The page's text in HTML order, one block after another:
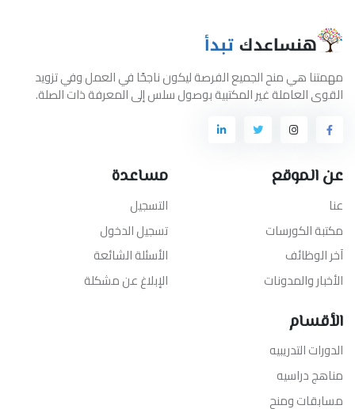
مهمتنا هي منح الجميع الفرصة ليكون ناجحًا في العمل وفي تزويد
القوى العاملة غير المكتبية بوصول سلس إلى المعرفة ذات الصلة.
عن الموقع
عنا
مكتبة الكورسات
آخر الوظائف
الأخبار والمدونات
مساعدة
التسجيل
تسجيل الدخول
الأسئلة الشائعة
الإبلاغ عن مشكلة
الأقسام
الدورات التدريبيه
مناهج دراسيه
مسابقات ومنح